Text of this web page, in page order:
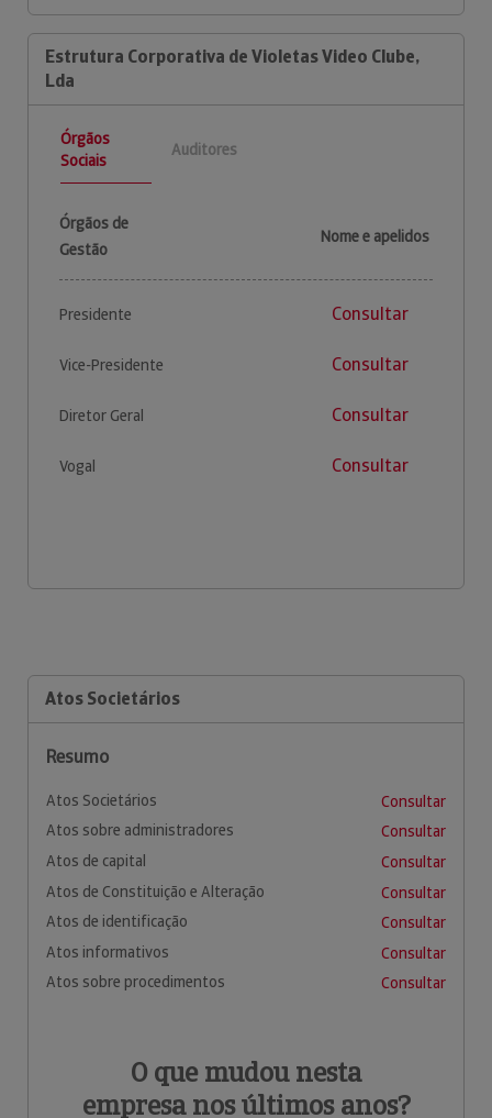
Estrutura Corporativa de Violetas Video Clube,
Lda
Órgãos
Sociais
Auditores
Órgãos de
Gestão
Nome e apelidos
Presidente Consultar
Vice-Presidente Consultar
Diretor Geral Consultar
Vogal Consultar
Atos Societários
Resumo
Atos Societários
Consultar
Atos sobre administradores
Consultar
Atos de capital
Consultar
Atos de Constituição e Alteração
Consultar
Atos de identificação
Consultar
Atos informativos
Consultar
Atos sobre procedimentos
Consultar
O que mudou nesta
empresa nos últimos anos?